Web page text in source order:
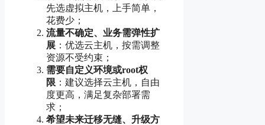
先选虚拟主机，上手简单，
花费少；
流量不确定、业务需弹性扩
展 ：优选云主机，按需调整
资源不受约束；
需要自定义环境或root权
限 ：建议选择云主机，自由
度更高，满足复杂部署需
求；
希望未来迁移无缝、升级方